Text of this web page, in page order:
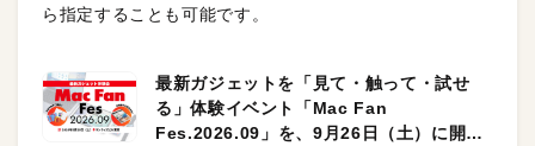
ら指定することも可能です。
最新ガジェットを「見て・触って・試せ
る」体験イベント「Mac Fan
Fes.2026.09」を、9月26日（土）に開催